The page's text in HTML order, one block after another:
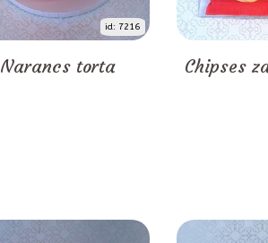
id: 7216
Narancs torta Chipses